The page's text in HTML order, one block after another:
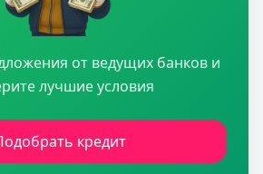
от ведущих банков и
лучшие условия
кредит